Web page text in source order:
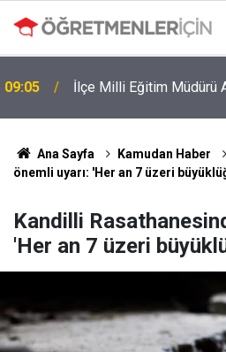
09:05 İlçe Milli Eğitim Müdürü
Ana Sayfa Kamudan Haber
önemli uyarı: 'Her an 7 üzeri
Kandilli
'Her an 7 üzeri